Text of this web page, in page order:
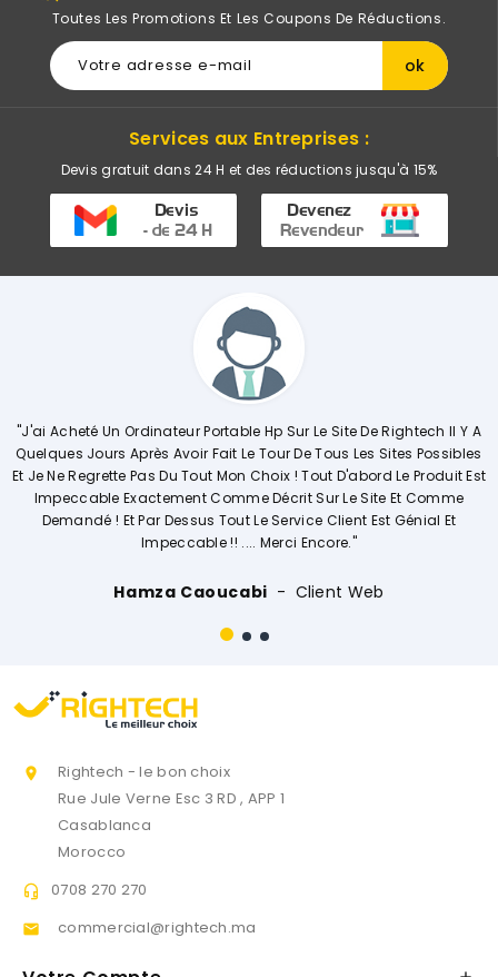
Toutes Les Promotions Et Les Coupons De Réductions.
Services aux Entreprises :
Devis gratuit dans 24 H et des réductions jusqu'à 15%
Hp Sur Le Site De Rightech Il Y A
Tour De Tous Les Sites Possibles
Choix ! Tout D'abord Le Produit Est
Décrit Sur Le Site Et Comme
Le Service Client Est Génial Et
Client Web
"Commerciale KHADIJA Super
Explique De Façon Concrète Et
Opérations. Société A L'écoute

Rightech - le bon choix
Rue Jule Verne Esc 3 RD , APP 1
Casablanca
Morocco
 0708 270 270
 commercial@rightech.ma